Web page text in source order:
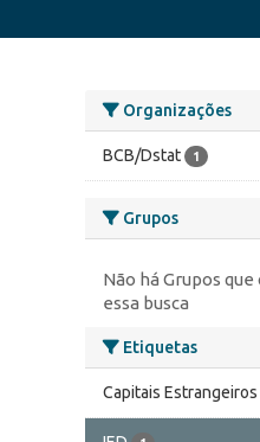
Organizações
BCB/Dstat 1
Grupos
Não há Grupos
essa busca
Etiquetas
Capitais Estrangeiros